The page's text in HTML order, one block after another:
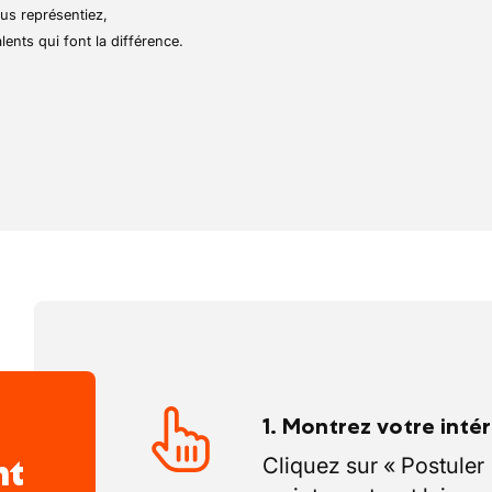
avec l’équipe assurance pour garantir
représentiez,
qui font la différence.
1. Montrez votre
Cliquez sur « Postuler